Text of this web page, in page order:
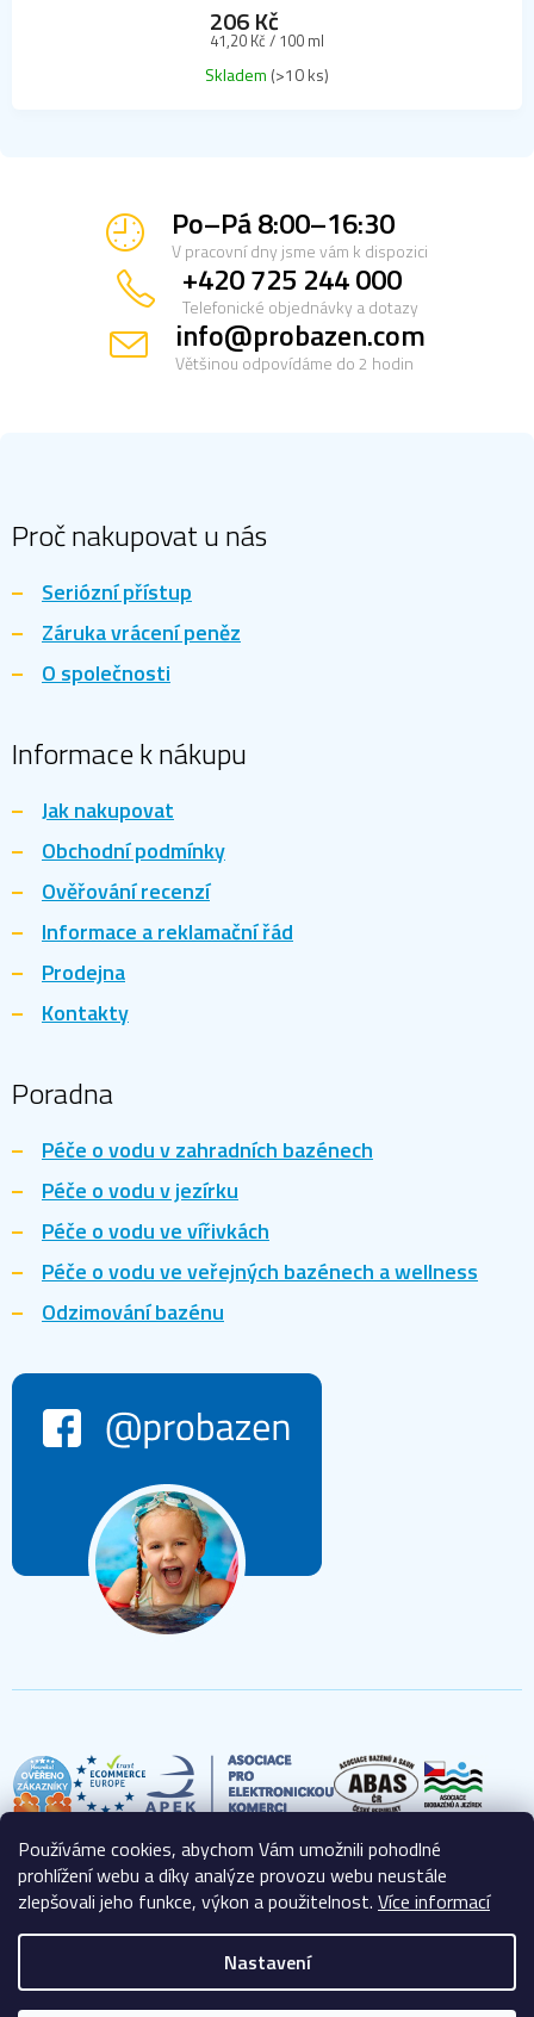
Používáme cookies, abychom Vám umožnili pohodlné
prohlížení webu a díky analýze provozu webu neustále
zlepšovali jeho funkce, výkon a použitelnost. Více informací
Nastavení
206 Kč
Měrná
41,20 Kč / 100 ml
Skladem (>10 ks)
Po–Pá 8:00–16:30
V pracovní dny jsme vám k dispozici
+420 725 244 000
Telefonické objednávky a dotazy
info@probazen.com
Většinou odpovídáme do 2 hodin
Proč nakupovat u nás
Seriózní přístup
Záruka vrácení peněz
O společnosti
Informace k nákupu
Jak nakupovat
Obchodní podmínky
Ověřování recenzí
Informace a reklamační řád
Prodejna
Kontakty
Poradna
Péče o vodu v zahradních bazénech
Péče o vodu v jezírku
Péče o vodu ve vířivkách
Péče o vodu ve veřejných bazénech a wellness
Odzimování bazénu
Vytvořil Shoptet